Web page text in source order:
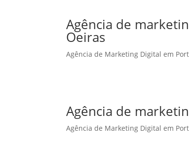
Agência de
Oeiras
Agência de Marketing Digital em
Agência de
Agência de Marketing Digital em